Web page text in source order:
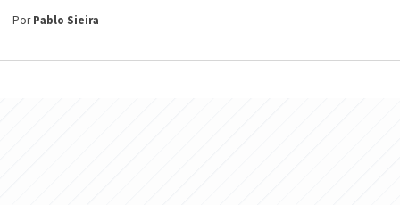
PorPablo Sieira